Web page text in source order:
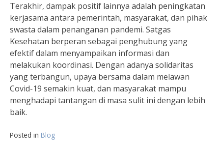
Terakhir, dampak positif lainnya adalah peningkatan
kerjasama antara pemerintah, masyarakat, dan pihak
swasta dalam penanganan pandemi. Satgas
Kesehatan berperan sebagai penghubung yang
efektif dalam menyampaikan informasi dan
melakukan koordinasi. Dengan adanya solidaritas
yang terbangun, upaya bersama dalam melawan
Covid-19 semakin kuat, dan masyarakat mampu
menghadapi tantangan di masa sulit ini dengan lebih
baik.
Posted in Blog